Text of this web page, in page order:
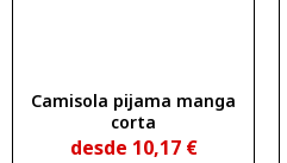
Camisola pijama manga
corta
desde 10,17 €